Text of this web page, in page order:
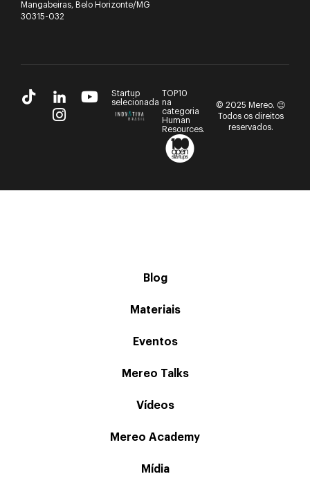
Mangabeiras, Belo Horizonte/MG
30315-032
TOP10
na
categoria
Human
Resources.
Startup
selecionada
© 2025 Mereo. 😉
Todos os direitos
reservados.
Blog
Materiais
Eventos
Mereo Talks
Vídeos
Mereo Academy
Mídia